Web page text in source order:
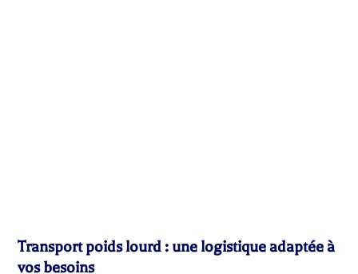
Transport poids lourd : une logistique adaptée à
vos besoins